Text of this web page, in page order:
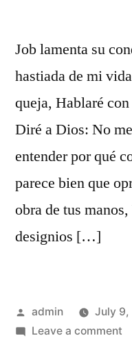
Job lamenta su
hastiada de mi
queja, Hablaré
Diré a Dios: No
entender por qué
parece bien que
obra de tus
designios […]
Posted
by
admin July 9,
Leave a commenton